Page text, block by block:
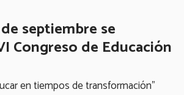
septiembre se
Congreso de Educación
en tiempos de transformación"